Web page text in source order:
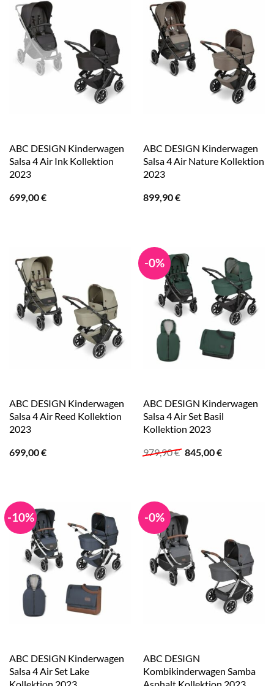
ABC DESIGN Kinderwagen
Salsa 4 Air Ink Kollektion
2023
699,00€
ABC DESIGN Kinderwagen
Salsa 4 Air Nature Kollektion
2023
899,90€
ABC DESIGN Kinderwagen
Salsa 4 Air Reed Kollektion
2023
699,00€
-0%
ABC DESIGN Kinderwagen
Salsa 4 Air Set Basil
Kollektion 2023
979,90€ Ursprünglicher
Preis
845,00€Aktueller
-10%
ABC DESIGN Kinderwagen
Salsa 4 Air Set Lake
-0%
ABC DESIGN
Kombikinderwagen Samba